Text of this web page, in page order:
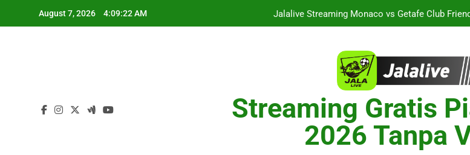
August 7, 2026 4:09:24 AM
Jalalive Streaming Monaco vs Getafe Club
Streaming Singapura vs Indonesia Piala
Jalalive Aston Villa vs Bayern Club Friendly
Jalalive Streaming Monaco vs Getafe Club
KuPS vs U Craiova Liga Eropa UEFA Malam
Streaming Gratis
2026 Tanpa